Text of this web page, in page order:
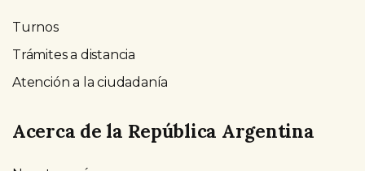
Turnos
Trámites a distancia
Atención a la ciudadanía
Acerca de la República Argentina